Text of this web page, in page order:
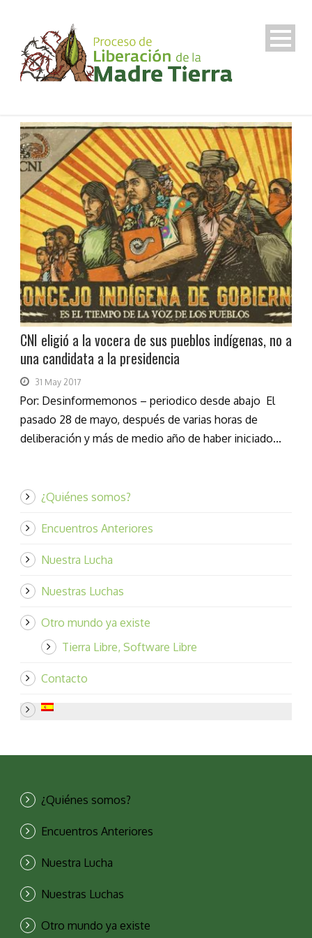
CNI eligió a la vocera de sus pueblos indígenas, no a
una candidata a la presidencia
31 May 2017
Por: Desinformemonos – periodico desde abajo El
pasado 28 de mayo, después de varias horas de
deliberación y más de medio año de haber iniciado...
¿Quiénes somos?
Encuentros Anteriores
Nuestra Lucha
Nuestras Luchas
Otro mundo ya existe
Tierra Libre, Software Libre
Contacto
¿Quiénes somos?
Encuentros Anteriores
Nuestra Lucha
Nuestras Luchas
Otro mundo ya existe